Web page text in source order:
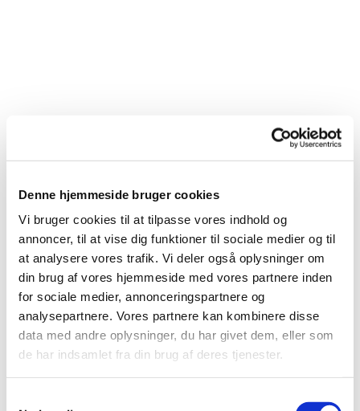
Denne hjemmeside bruger cookies
Vi bruger cookies til at tilpasse vores indhold og
annoncer, til at vise dig funktioner til sociale medier og til
at analysere vores trafik. Vi deler også oplysninger om
din brug af vores hjemmeside med vores partnere inden
for sociale medier, annonceringspartnere og
analysepartnere. Vores partnere kan kombinere disse
data med andre oplysninger, du har givet dem, eller som
de har indsamlet fra din brug af deres tjenester.
Rytmen i Imagine er forholdsvis simple, man spiller
først bas strengen til den akkord man spiller
efterfulgt af et nedslag på alle strengene der
Intro:
C, Cmaj7, F + et lille riff x 3
Riffet spilles sådan her:
3. Streng --2--3-----------
2. Streng ---------0--1----
1. Streng ------------------
Resten af sangen med tekst og akkorder:
vers 1 omkvæd 1 vers og 1 omkvæd